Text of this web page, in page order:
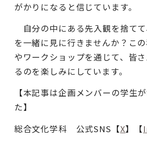
がかりになると信じています。
自分の中にある先入観を捨て
を一緒に見に行きませんか？こ
やワークショップを通じて、皆
るのを楽しみにしています。
【本記事は企画メンバーの学生
た】
総合文化学科 公式SNS【X】【